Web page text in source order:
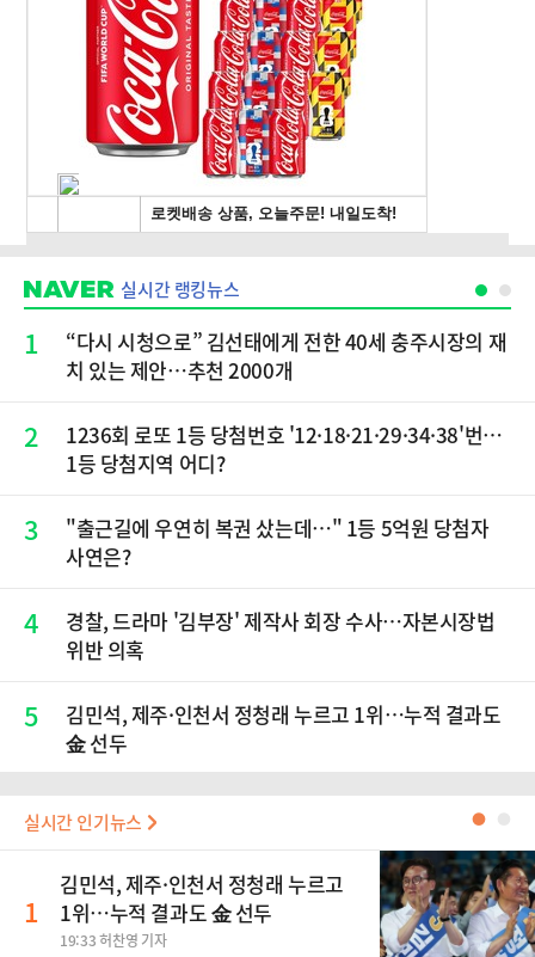
실시간 랭킹뉴스
1
“다시 시청으로” 김선태에게 전한 40세 충주시장의 재
치 있는 제안…추천 2000개
2
1236회 로또 1등 당첨번호 '12·18·21·29·34·38'번…
1등 당첨지역 어디?
3
"출근길에 우연히 복권 샀는데…" 1등 5억원 당첨자
사연은?
4
경찰, 드라마 '김부장' 제작사 회장 수사…자본시장법
위반 의혹
5
김민석, 제주·인천서 정청래 누르고 1위…누적 결과도
金 선두
실시간 인기뉴스 ●
1
김민석, 제주·인천서 정청래 누르고
1위…누적 결과도 金 선두
19:33 허찬영 기자